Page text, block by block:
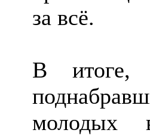
за всё.
В итоге,
молодых